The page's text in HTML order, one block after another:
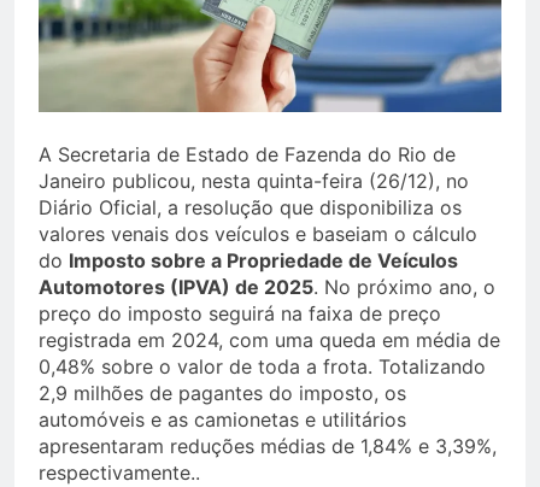
A Secretaria de Estado de Fazenda do Rio de
Janeiro publicou, nesta quinta-feira (26/12), no
Diário Oficial, a resolução que disponibiliza os
valores venais dos veículos e baseiam o cálculo
do Imposto sobre a Propriedade de Veículos
Automotores (IPVA) de 2025. No próximo ano, o
preço do imposto seguirá na faixa de preço
registrada em 2024, com uma queda em média de
0,48% sobre o valor de toda a frota. Totalizando
2,9 milhões de pagantes do imposto, os
automóveis e as camionetas e utilitários
apresentaram reduções médias de 1,84% e 3,39%,
respectivamente..